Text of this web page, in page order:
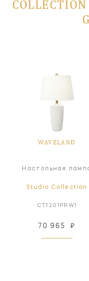
WAVELAND
Настольная
Studio Collection
CT1201PRW1
70 965 ₽